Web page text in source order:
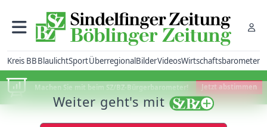
Kreis BBBlaulichtSportÜberregionalBilderVideosWirtschaftsbarometer
Machen Sie mit beim SZ/BZ-Bürgerbarometer! Jetzt abstimmen
Weiter geht's mit